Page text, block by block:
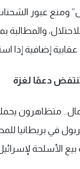
ومنع عبور
والمطالبة
إضافية إذا
تنتفض دعمًا لغزة
متظاهرون
في بريطانيا